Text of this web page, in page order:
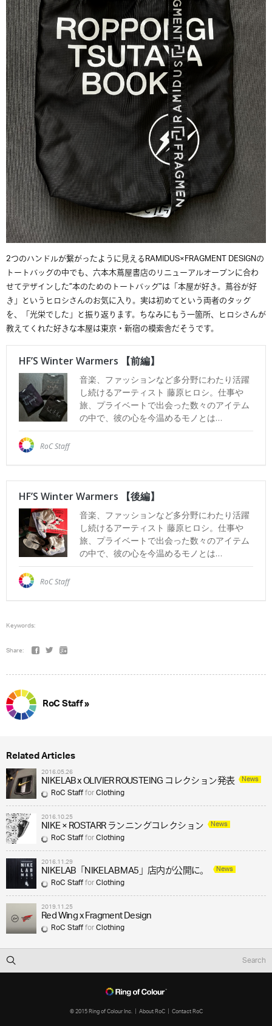
2つのハンドルが繋がったように見えるRAMIDUS×FRAGMENT DESIGNの
トートバッグの中でも、六本木蔦屋書店のリニューアルオープンに合わ
せてデザインした”本のためのトートバッグ”は「本屋が好き。蔦谷が好
き」というヒロシさんのお気に入り。実は初めてという両者のタッグ
を、「光栄でした」と振り返ります。ちなみにもう一箇所、ヒロシさんが
教えてくれた好きな本屋は東京・新宿の模索舎だそうです。
Keywords:
Share:
RoC Staff »
Related Articles
2016.05.26
NIKELAB x OLIVIER ROUSTEING コレクション発表 News
RoC StaffforClothing
2016.10.25
NIKE × ROSTARR ランニングコレクション News
RoC StaffforClothing
2016.11.29
NIKELAB「NIKELAB MA5」店内が公開に。 News
RoC StaffforClothing
2019.11.25
Red Wing x Fragment Design
RoC StaffforClothing
© 2015 Ring of Colour Inc. About RoC Contact RoC